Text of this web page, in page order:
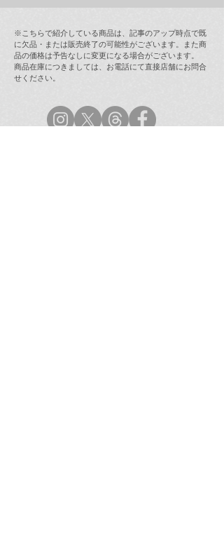
ラムフロム年末年始営業
のご案内
※こちらで紹介している商品は、記事のアップ時点で既
に欠品・または販売終了の可能性がございます。また商
品の価格は予告なしに変更になる場合がございます。
商品在庫につきましては、お電話にて直接店舗にお問合
せください。